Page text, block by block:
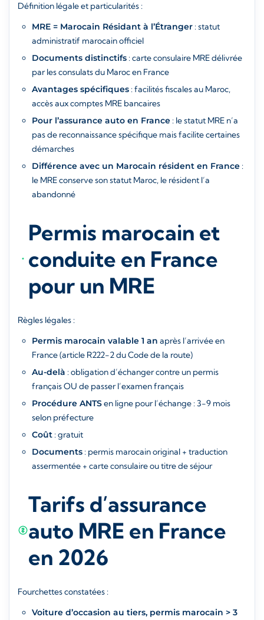
Définition légale et particularités :
MRE = Marocain Résidant à l’Étranger : statut
administratif marocain officiel
Documents distinctifs : carte consulaire MRE délivrée
par les consulats du Maroc en France
Avantages spécifiques : facilités fiscales au Maroc,
accès aux comptes MRE bancaires
Pour l’assurance auto en France : le statut MRE n’a
pas de reconnaissance spécifique mais facilite certaines
démarches
Différence avec un Marocain résident en France :
le MRE conserve son statut Maroc, le résident l’a
abandonné
Permis marocain et
conduite en France
pour un MRE
Règles légales :
Permis marocain valable 1 an après l’arrivée en
France (article R222-2 du Code de la route)
Au-delà : obligation d’échanger contre un permis
français OU de passer l’examen français
Procédure ANTSen ligne pour l’échange : 3-9 mois
selon préfecture
Coût : gratuit
Documents : permis marocain original + traduction
assermentée + carte consulaire ou titre de séjour
Tarifs d’assurance
auto MRE en France
en 2026
Fourchettes constatées :
Voiture d’occasion au tiers, permis marocain > 3